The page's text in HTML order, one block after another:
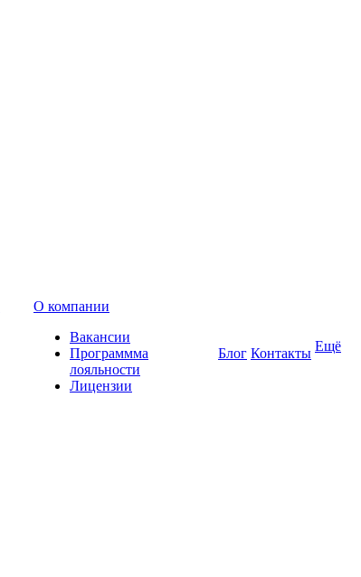
О компании
Вакансии
Программма
лояльности
Лицензии
Блог Контакты Ещё